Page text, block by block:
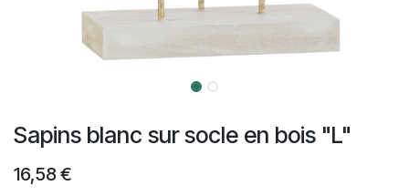
Sapins blanc sur socle en bois "L"
16,58€